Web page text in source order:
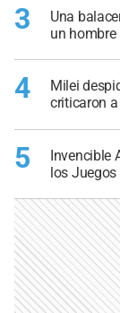
3
Una
un
4
Milei
criticaron
5
Invencible
los